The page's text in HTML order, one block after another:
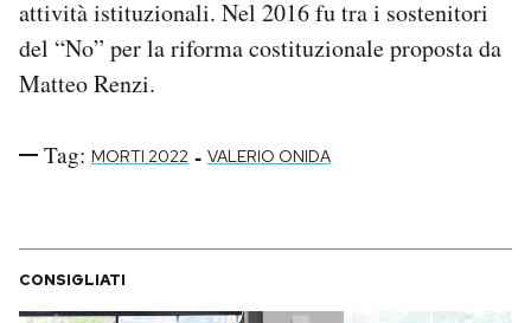
attività istituzionali. Nel 2016 fu tra i sostenitori
del “No” per la riforma costituzionale proposta da
Matteo Renzi.
Tag: MORTI 2022 - VALERIO ONIDA
CONSIGLIATI